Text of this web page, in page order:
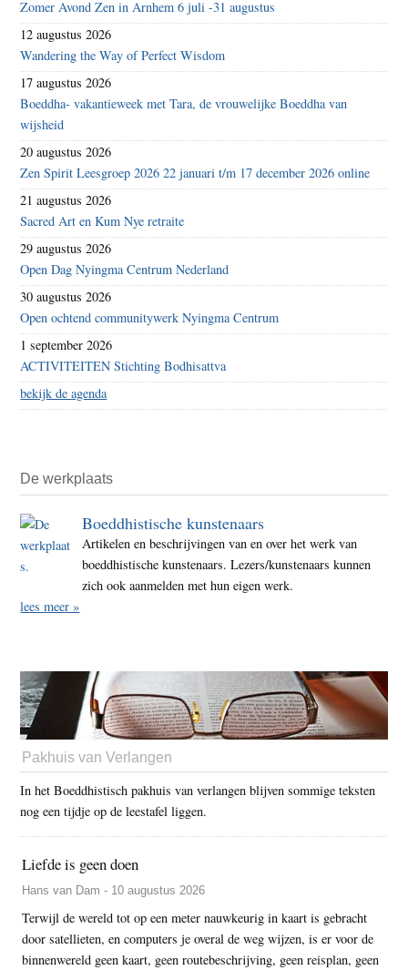
Zomer Avond Zen in Arnhem 6 juli -31 augustus
12 augustus 2026
Wandering the Way of Perfect Wisdom
17 augustus 2026
Boeddha- vakantieweek met Tara, de vrouwelijke Boeddha van
wijsheid
20 augustus 2026
Zen Spirit Leesgroep 2026 22 januari t/m 17 december 2026 online
21 augustus 2026
Sacred Art en Kum Nye retraite
29 augustus 2026
Open Dag Nyingma Centrum Nederland
30 augustus 2026
Open ochtend communitywerk Nyingma Centrum
1 september 2026
ACTIVITEITEN Stichting Bodhisattva
bekijk de agenda
De werkplaats
Boeddhistische kunstenaars
Artikelen en beschrijvingen van en over het werk van
boeddhistische kunstenaars. Lezers/kunstenaars kunnen
zich ook aanmelden met hun eigen werk.
lees meer »
Pakhuis van Verlangen
In het Boeddhistisch pakhuis van verlangen blijven sommige teksten
nog een tijdje op de leestafel liggen.
Liefde is geen doen
Hans van Dam - 10 augustus 2026
Terwijl de wereld tot op een meter nauwkeurig in kaart is gebracht
door satellieten, en computers je overal de weg wijzen, is er voor de
binnenwereld geen kaart, geen routebeschrijving, geen reisplan, geen